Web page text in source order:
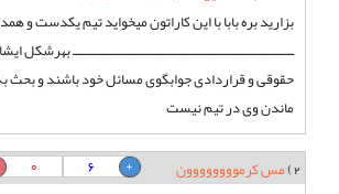
بزارید بره بابا با این کاراتون میخواید تیم یکدست و
ـــــــــــــــــــــــــــــــــــــــــــــــــــــــــــــــــــ
حقوقی و قراردادی جوابگوی مسائل خود باشند و
ماندن وی در تیم نیست
2) مس کرموووووووون 0
6